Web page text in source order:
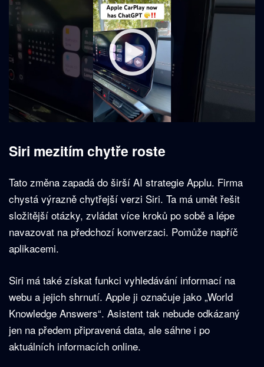
Siri mezitím chytře roste
Tato změna zapadá do širší AI strategie Applu. Firma
chystá výrazně chytřejší verzi Siri. Ta má umět řešit
složitější otázky, zvládat více kroků po sobě a lépe
navazovat na předchozí konverzaci. Pomůže napříč
aplikacemi.
Siri má také získat funkci vyhledávání informací na
webu a jejich shrnutí. Apple ji označuje jako „World
Knowledge Answers“. Asistent tak nebude odkázaný
jen na předem připravená data, ale sáhne i po
aktuálních informacích online.